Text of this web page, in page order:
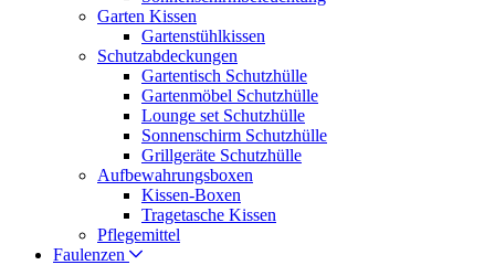
Garten Kissen
Gartenstühlkissen
Schutzabdeckungen
Gartentisch Schutzhülle
Gartenmöbel Schutzhülle
Lounge set Schutzhülle
Sonnenschirm Schutzhülle
Grillgeräte Schutzhülle
Aufbewahrungsboxen
Kissen-Boxen
Tragetasche Kissen
Pflegemittel
Faulenzen